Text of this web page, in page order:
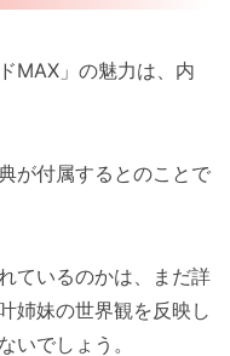
MAX」の魅力は、内
が付属するとのことで
ているのかは、まだ詳
姉妹の世界観を反映し
いでしょう。